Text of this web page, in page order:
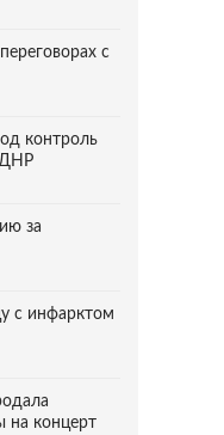
с
контроль
ДНР
за
с инфарктом
на концерт